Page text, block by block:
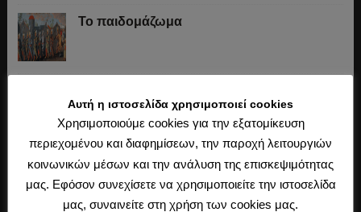
Το παιδομάζωμα
πόλεμο, τα εθνικά στρατεύματα και τις
συμμαχίες
«Άχθος αρούρης»
Αυτή η ιστοσελίδα χρησιμοποιεί cookies
Χρησιμοποιούμε cookies για την εξατομίκευση
περιεχομένου και διαφημίσεων, την παροχή λειτουργιών
κοινωνικών μέσων και την ανάλυση της επισκεψιμότητας
μας. Εφόσον συνεχίσετε να χρησιμοποιείτε την ιστοσελίδα
μας, συναινείτε στη χρήση των cookies μας.